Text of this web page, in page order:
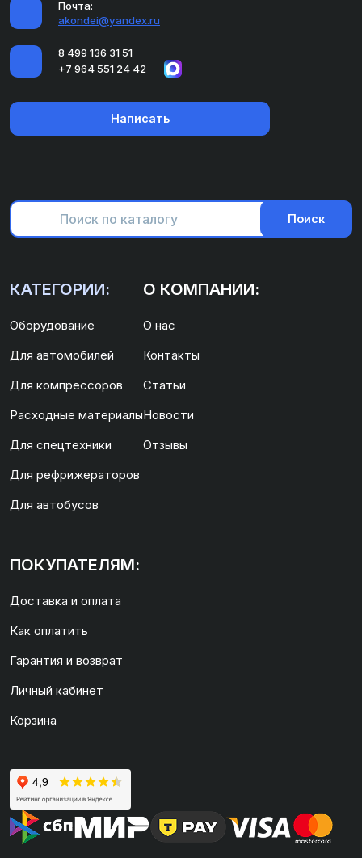
Почта:
akondei@yandex.ru
8 499 136 31 51
+7 964 551 24 42
Написать
Поиск
КАТЕГОРИИ:
Оборудование
Для автомобилей
Для компрессоров
Расходные материалы
Для спецтехники
Для рефрижераторов
Для автобусов
О КОМПАНИИ:
О нас
Контакты
Статьи
Новости
Отзывы
ПОКУПАТЕЛЯМ:
Доставка и оплата
Как оплатить
Гарантия и возврат
Личный кабинет
Корзина